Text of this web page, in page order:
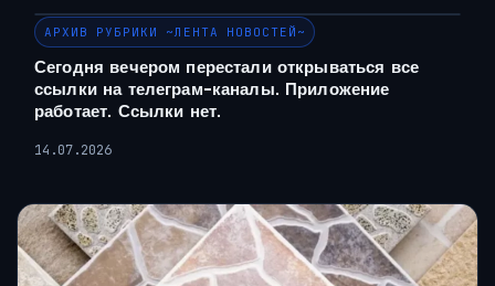
АРХИВ РУБРИКИ ~ЛЕНТА НОВОСТЕЙ~
Сегодня вечером перестали открываться все
ссылки на телеграм-каналы. Приложение
работает. Ссылки нет.
14.07.2026